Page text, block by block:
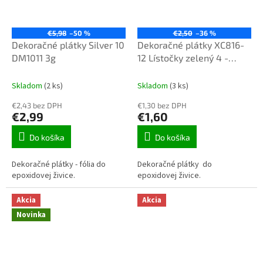
€5,98 –50 %
Dekoračné plátky Silver 10
DM1011 3g
Skladom (2 ks)
€2,43 bez DPH
€2,99
Do košíka
Dekoračné plátky - fólia do
epoxidovej živice.
€2,50 –36 %
Dekoračné plátky XC816-
12 Lístočky zelený 4 -
Skladom (3 ks)
€1,30 bez DPH
€1,60
Do košíka
Dekoračné plátky do
epoxidovej živice.
Akcia
Novinka
Akcia